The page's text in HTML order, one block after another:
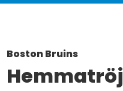
Boston Bruins